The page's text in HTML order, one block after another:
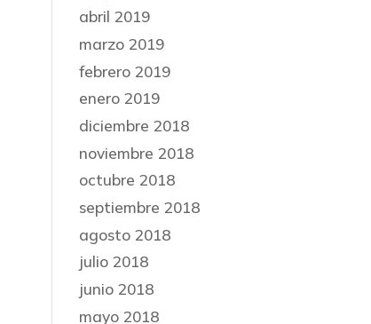
abril 2019
marzo 2019
febrero 2019
enero 2019
diciembre 2018
noviembre 2018
octubre 2018
septiembre 2018
agosto 2018
julio 2018
junio 2018
mayo 2018